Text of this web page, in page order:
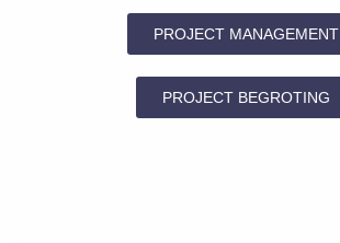
PROJECT MANAGEMENT
PROJECT BEGROTING